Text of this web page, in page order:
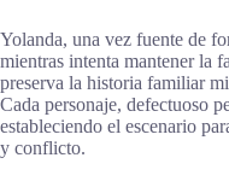
Yolanda, una vez fuente de
mientras intenta mantener la
preserva la historia familiar
Cada personaje, defectuoso
estableciendo el escenario
y conflicto.